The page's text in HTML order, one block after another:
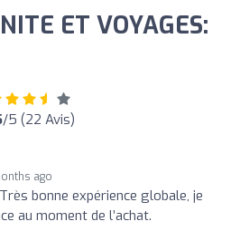
ET VOYAGES:
/5 (22 Avis)
ago
Très bonne expérience globale, je
au moment de l’achat.